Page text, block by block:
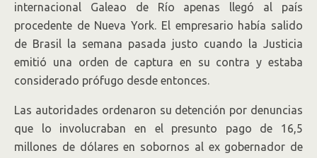
internacional Galeao de Río apenas llegó al país
procedente de Nueva York. El empresario había salido
de Brasil la semana pasada justo cuando la Justicia
emitió una orden de captura en su contra y estaba
considerado prófugo desde entonces.
Las autoridades ordenaron su detención por denuncias
que lo involucraban en el presunto pago de 16,5
millones de dólares en sobornos al ex gobernador de